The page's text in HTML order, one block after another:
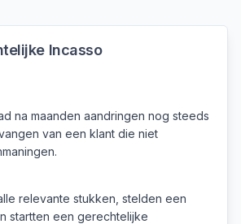
Incasso
na maanden aandringen nog steeds
van een klant die niet
relevante stukken, stelden een
startten een gerechtelijke